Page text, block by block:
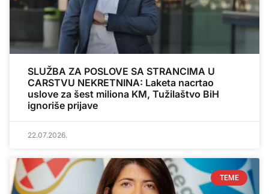
SLUŽBA ZA POSLOVE SA STRANCIMA U
CARSTVU NEKRETNINA: Laketa nacrtao
uslove za šest miliona KM, Tužilaštvo BiH
ignoriše prijave
22.07.2026.
TEME